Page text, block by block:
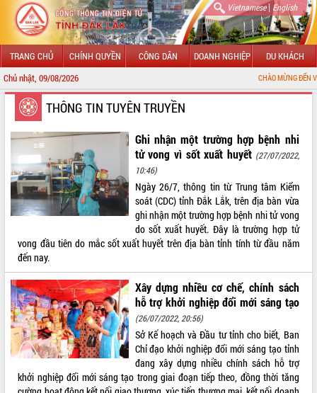
Vietnamese| English
TRANG CHỦ CHÍNH QUYỀN CÔNG DÂN DOANH NGHIỆP DU KHÁCH
Chủ nhật, 09/08/2026 CHÀO MỪNG ĐẾN VỚI CỔNG
GIỚI THIỆU
LÃNH ĐẠO UBND TỈNH
TIN TỨC SỰ KIỆN
SỞ, BAN, NGÀNH
THÔNG TIN CHỈ ĐẠO ĐIỀU HÀNH
HỆ THỐNG VĂN BẢN
VĂN BẢN HĐND TỈNH
ĐIỂM TIN VĂN BẢN
THÔNG TIN TUYÊN TRUYỀN
Ghi nhận một trường hợp bệnh nhi
tử vong vì sốt xuất huyết (27/07/2022,
10:46)
Ngày 26/7, thông tin từ Trung tâm Kiểm
soát (CDC) tỉnh Đắk Lắk, trên địa bàn vừa
ghi nhận một trường hợp bệnh nhi tử vong
do sốt xuất huyết. Đây là trường hợp tử
vong đầu tiên do mắc sốt xuất huyết trên địa bàn tỉnh tính từ đầu năm
đến nay.
Xây dựng nhiều cơ chế, chính sách
hỗ trợ khởi nghiệp đổi mới sáng tạo
(26/07/2022, 20:56)
Sở Kế hoạch và Đầu tư tỉnh cho biết, Ban
Chỉ đạo khởi nghiệp đổi mới sáng tạo tỉnh
đang xây dựng nhiều chính sách hỗ trợ
khởi nghiệp đổi mới sáng tạo trong giai đoạn tiếp theo, đồng thời tăng